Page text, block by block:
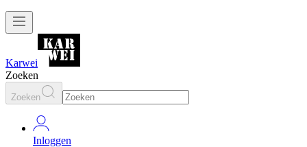
Karwei
Zoeken
Zoeken
Inloggen